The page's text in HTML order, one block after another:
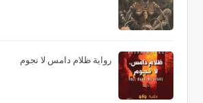
رواية ظلام دامس لا نجوم